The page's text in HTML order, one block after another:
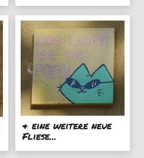
& eine weitere neue
Fliese...